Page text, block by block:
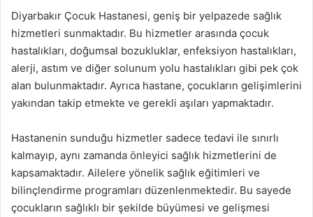
Diyarbakır Çocuk Hastanesi, geniş bir yelpazede sağlık
hizmetleri sunmaktadır. Bu hizmetler arasında çocuk
hastalıkları, doğumsal bozukluklar, enfeksiyon hastalıkları,
alerji, astım ve diğer solunum yolu hastalıkları gibi pek çok
alan bulunmaktadır. Ayrıca hastane, çocukların gelişimlerini
yakından takip etmekte ve gerekli aşıları yapmaktadır.
Hastanenin sunduğu hizmetler sadece tedavi ile sınırlı
kalmayıp, aynı zamanda önleyici sağlık hizmetlerini de
kapsamaktadır. Ailelere yönelik sağlık eğitimleri ve
bilinçlendirme programları düzenlenmektedir. Bu sayede
çocukların sağlıklı bir şekilde büyümesi ve gelişmesi